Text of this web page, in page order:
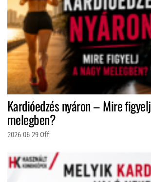
Kardióedzés nyáron – Mire
melegben?
2026-06-29 Off